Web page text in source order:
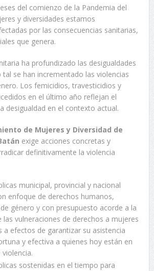
del comienzo de la Pandemia del
y diversidades estamos
por las consecuencias sanitarias,
que genera.
ha profundizado las desigualdades
se han incrementado las violencias
Los femicidios, travesticidios y
en el último año reflejan el
desigualdad en el contexto actual.
de Mujeres y Diversidad de
exige acciones concretas y
definitivamente la violencia
municipal, provincial y nacional
enfoque de derechos humanos,
género y con presupuesto acorde a la
las vulneraciones de derechos a mujeres
a efectos de garantizar su asistencia
y efectiva a quienes hoy están en
sostenidas en el tiempo para